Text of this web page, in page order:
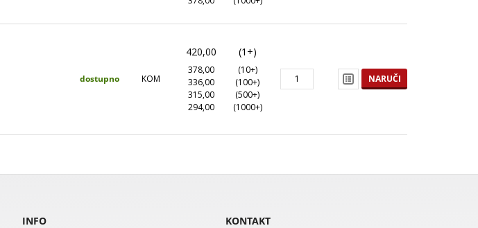
dostupno KOM
420,00 (1+)
378,00
(10+)
336,00
(100+)
315,00
(500+)
294,00
(1000+)
NARUČI
INFO KONTAKT